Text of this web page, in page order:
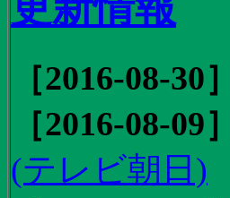
［2016-08-30］
［2016-08-09］
(テレビ朝日)